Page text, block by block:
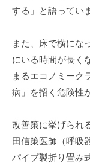
する」と語ってい
また、床で横にな
にいる時間が長く
まるエコノミーク
病」を招く危険性
改善策に挙げられ
田信策医師（呼吸
パイプ製折り畳み